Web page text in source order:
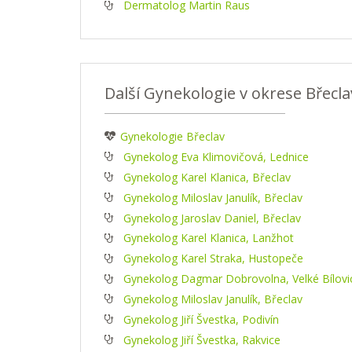
Dermatolog Martin Raus
Další Gynekologie v okrese
Gynekologie Břeclav
Gynekolog Eva Klimovičová, Lednice
Gynekolog Karel Klanica, Břeclav
Gynekolog Miloslav Janulík, Břeclav
Gynekolog Jaroslav Daniel, Břeclav
Gynekolog Karel Klanica, Lanžhot
Gynekolog Karel Straka, Hustopeče
Gynekolog Dagmar Dobrovolna, Velké
Gynekolog Miloslav Janulík, Břeclav
Gynekolog Jiří Švestka, Podivín
Gynekolog Jiří Švestka, Rakvice